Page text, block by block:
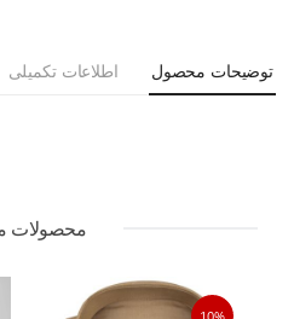
توضیحات محصول اطلاعات تکمیلی
محصولات